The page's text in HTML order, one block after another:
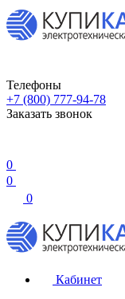
Телефоны
+7 (800) 777-94-78
Заказать звонок
0
0
0
Кабинет